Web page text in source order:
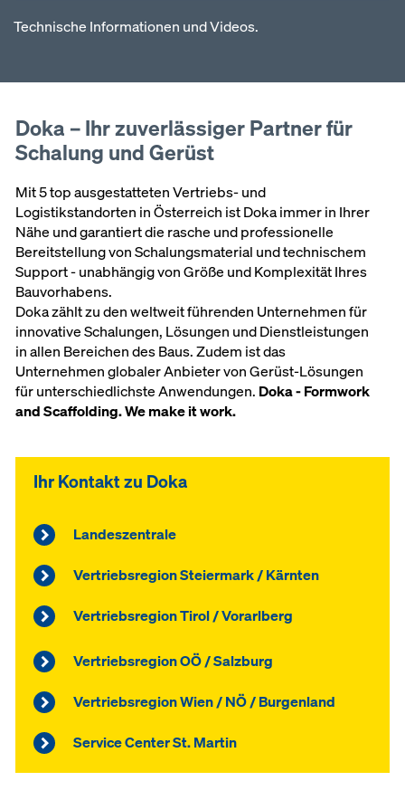
Technische Informationen und Videos.
Doka – Ihr zuverlässiger Partner für
Schalung und Gerüst
Mit 5 top ausgestatteten Vertriebs- und
Logistikstandorten in Österreich ist Doka immer in Ihrer
Nähe und garantiert die rasche und professionelle
Bereitstellung von Schalungsmaterial und technischem
Support - unabhängig von Größe und Komplexität Ihres
Bauvorhabens.
Doka zählt zu den weltweit führenden Unternehmen für
innovative Schalungen, Lösungen und Dienstleistungen
in allen Bereichen des Baus. Zudem ist das
Unternehmen globaler Anbieter von Gerüst-Lösungen
für unterschiedlichste Anwendungen. Doka - Formwork
and Scaffolding. We make it work.
Ihr Kontakt zu Doka
Landeszentrale
Vertriebsregion Steiermark / Kärnten
Vertriebsregion Tirol / Vorarlberg
Vertriebsregion OÖ / Salzburg
Vertriebsregion Wien / NÖ / Burgenland
Service Center St. Martin